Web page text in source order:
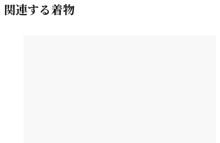
関連する着物